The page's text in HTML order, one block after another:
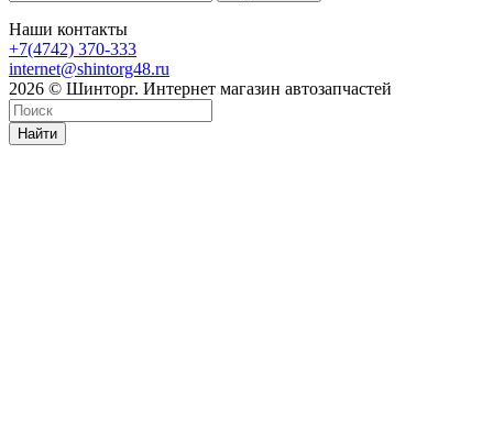
Наши контакты
+7(4742) 370-333
internet@shintorg48.ru
2026 © Шинторг. Интернет магазин автозапчастей
Найти